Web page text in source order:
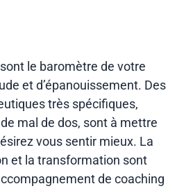
le baromètre de votre
et d’épanouissement. Des
très spécifiques,
mal de dos, sont à mettre
vous sentir mieux. La
et la transformation sont
de coaching